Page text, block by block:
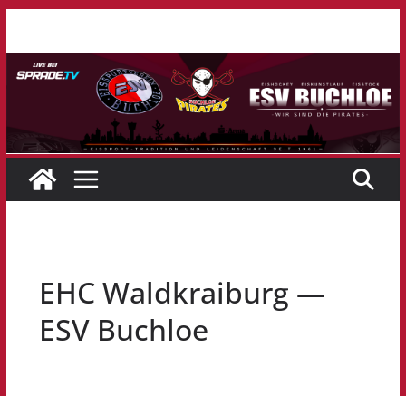
springen
EHC Waldkraiburg —
ESV Buchloe